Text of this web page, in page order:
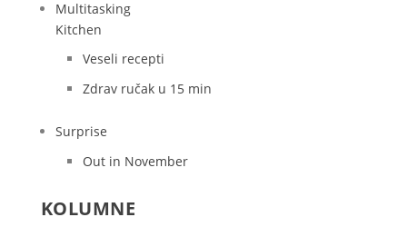
Multitasking
Kitchen
Veseli recepti
Zdrav ručak u 15 min
Surprise
Out in November
KOLUMNE